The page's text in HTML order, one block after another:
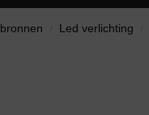
Led verlichting